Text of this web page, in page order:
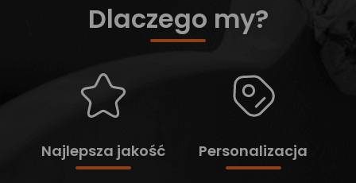
Dlaczego my?
Najlepsza jakość Personalizacja